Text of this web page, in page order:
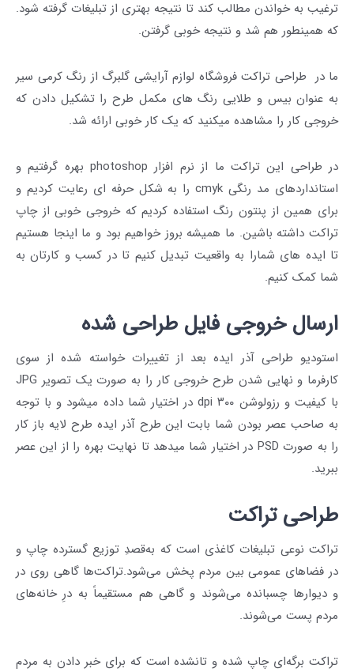
ترغیب به خواندن مطالب کند تا نتیجه بهتری از تبلیغات گرفته شود.
که همینطور هم شد و نتیجه خوبی گرفتن.
ما در طراحی تراکت فروشگاه لوازم آرایشی گلبرگ از رنگ کرمی سیر
به عنوان بیس و طلایی رنگ های مکمل طرح را تشکیل دادن که
خروجی کار را مشاهده میکنید که یک کار خوبی ارائه شد.
در طراحی این تراکت ما از نرم افزار photoshop بهره گرفتیم و
استانداردهای مد رنگی cmyk را به شکل حرفه ای رعایت کردیم و
برای همین از پنتون رنگ استفاده کردیم که خروجی خوبی از چاپ
تراکت داشته باشین. ما همیشه بروز خواهیم بود و ما اینجا هستیم
تا ایده های شمارا به واقعیت تبدیل کنیم تا در کسب و کارتان به
شما کمک کنیم.
ارسال خروجی فایل طراحی شده
استودیو طراحی آذر ایده بعد از تغییرات خواسته شده از سوی
کارفرما و نهایی شدن طرح خروجی کار را به صورت یک تصویر JPG
با کیفیت و رزولوشن ۳۰۰ dpi در اختیار شما داده میشود و با توجه
به صاحب عصر بودن شما بابت این طرح آذر ایده طرح لایه باز کار
را به صورت PSD در اختیار شما میدهد تا نهایت بهره را از این عصر
ببرید.
طراحی تراکت
تراکت نوعی تبلیغات کاغذی است که به‌قصدِ توزیع گسترده چاپ و
در فضاهای عمومی بین مردم پخش می‌شود.تراکت‌ها گاهی روی در
و دیوارها چسبانده می‌شوند و گاهی هم مستقیماً به درِ خانه‌های
مردم پست می‌شوند.
تراکت برگه‌‌ای چاپ شده و تانشده‌ است که برای خبر دادن به مردم